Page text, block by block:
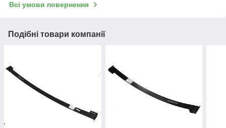
Всі умови повернення
Подібні товари компанії